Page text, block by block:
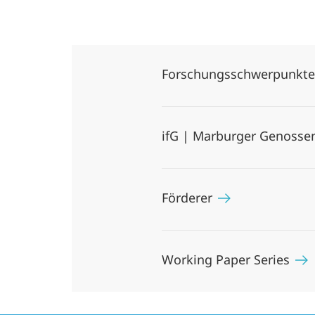
Forschungsschwerpunkte
ifG | Marburger
Förderer
Working Paper Series